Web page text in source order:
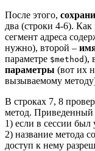
После этого,
два (строки 4-6).
сегмент адреса
нужно), второй –
параметре $method),
параметры (вот их
вызываемому
В строках 7, 8
метод. Приведенный
1) если в сессии был
2) название метода
доступ к нему